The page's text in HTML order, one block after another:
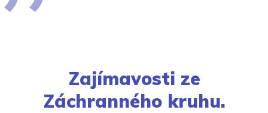
Zajímavosti ze
Záchranného kruhu.